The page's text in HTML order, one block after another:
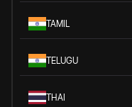
TAMIL
TELUGU
THAI